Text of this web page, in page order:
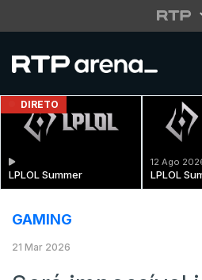
DIRETO
LPLOL Summer
12 Ago
LPLOL
GAMING
21 Mar 2026